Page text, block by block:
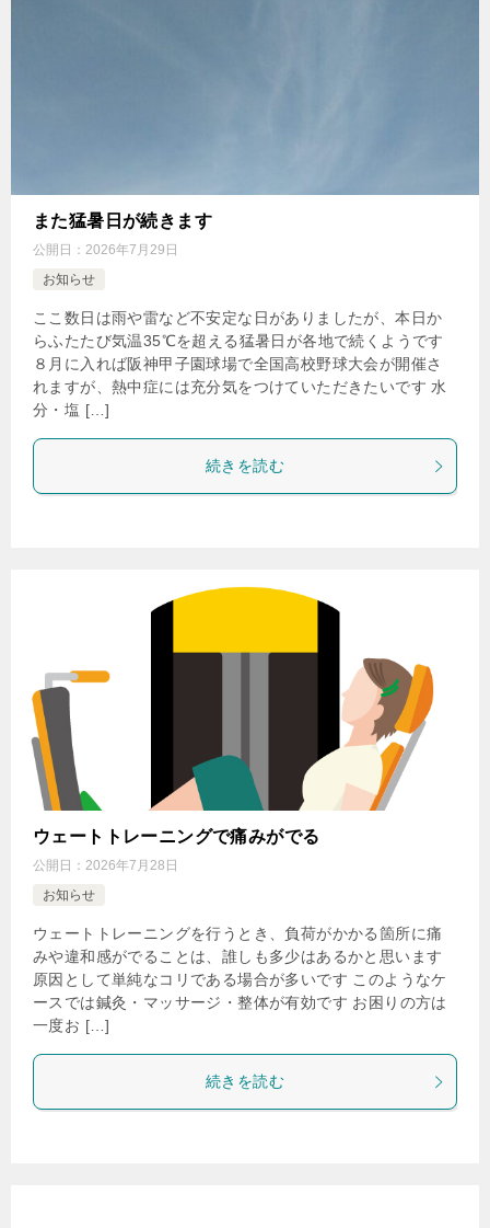
また猛暑日が続きます
公開日： 2026年7月29日
お知らせ
ここ数日は雨や雷など不安定な日がありましたが、本日か
らふたたび気温35℃を超える猛暑日が各地で続くようです
８月に入れば阪神甲子園球場で全国高校野球大会が開催さ
れますが、熱中症には充分気をつけていただきたいです 水
分・塩 […]
続きを読む
ウェートトレーニングで痛みがでる
公開日： 2026年7月28日
お知らせ
ウェートトレーニングを行うとき、負荷がかかる箇所に痛
みや違和感がでることは、誰しも多少はあるかと思います
原因として単純なコリである場合が多いです このようなケ
ースでは鍼灸・マッサージ・整体が有効です お困りの方は
一度お […]
続きを読む